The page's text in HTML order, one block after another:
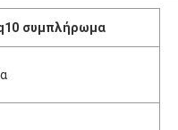
συμπλήρωμα